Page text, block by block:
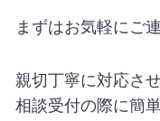
まずはお気軽にご
親切丁寧に対応さ
相談受付の際に簡